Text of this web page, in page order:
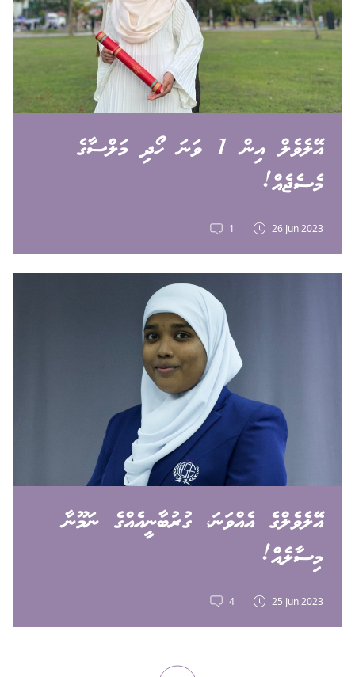
އޭލެވެލް އިން 1 ވަނަ ހޯދި މަލްސާގެ
މެސެޖެއް!
1 26 Jun 2023
އޭލެވެލްގެ އެއްވަނަ، ގުރުބާނީއެއްގެ ނަމޫނާ
މިސާލެއް!
4 25 Jun 2023